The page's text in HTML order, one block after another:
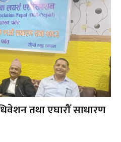
तथा एघारौँ साधारण